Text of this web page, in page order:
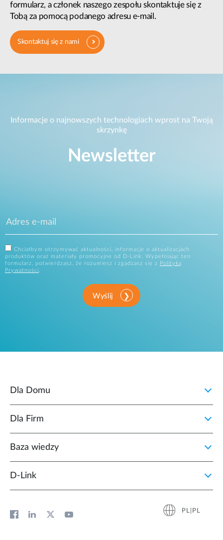
formularz, a członek naszego zespołu skontaktuje się z
Tobą za pomocą podanego adresu e-mail.
Skontaktuj się z nami
Informacje o najnowszych technologiach wprost na Twoją
skrzynkę
Newsletter
Chciałbym otrzymywać aktualności, informacje o aktualizacjach
produktów oraz materiały promocyjne od D-Link. Wypełniając ten
formularz, potwierdzasz, że rozumiesz i zgadzasz się z
Polityką
Prywatności.
Wyślij
Dla Domu
Dla Firm
Baza wiedzy
D‑Link
PL|PL